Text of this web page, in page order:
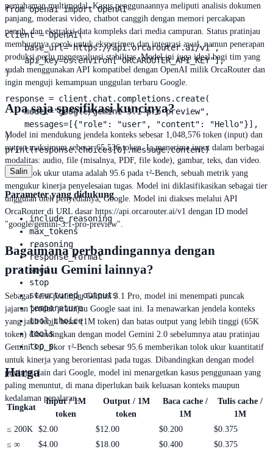
pemahaman multimodal. Kasus penggunaannya meliputi analisis dokumen
panjang, moderasi video, chatbot canggih dengan memori percakapan
penuh, dan ekstraksi data kompleks dari media campuran. Status pratinjau
membuatnya cocok untuk eksperimen dan integrasi awal, namun penerapan
produksi perlu mengevaluasi stabilitas. Model ini juga ideal bagi tim yang
sudah menggunakan API kompatibel dengan OpenAI milik OrcaRouter dan
ingin menguji kemampuan unggulan terbaru Google.
Apa saja spesifikasi kuncinya?
Model ini mendukung jendela konteks sebesar 1,048,576 token (input) dan
output maksimum sebesar 65,536 token. Ia menerima input dalam berbagai
modalitas: audio, file (misalnya, PDF, file kode), gambar, teks, dan video.
Skor tolok ukur utama adalah 95.6 pada τ²-Bench, sebuah metrik yang
mengukur kinerja penyelesaian tugas. Model ini diklasifikasikan sebagai tier
unggulan oleh penyedianya, Google. Model ini diakses melalui API
OrcaRouter di URL dasar https://api.orcarouter.ai/v1 dengan ID model
"google/gemini-3.1-pro-preview".
Bagaimana perbandingannya dengan
pratinjau Gemini lainnya?
Sebagai versi pratinjau Gemini 3.1 Pro, model ini menempati puncak
jajaran produk pratinjau Google saat ini. Ia menawarkan jendela konteks
yang jauh lebih besar (1M token) dan batas output yang lebih tinggi (65K
token) dibandingkan dengan model Gemini 2.0 sebelumnya atau pratinjau
Gemini 3.0. Skor τ²-Bench sebesar 95.6 memberikan tolok ukur kuantitatif
untuk kinerja yang berorientasi pada tugas. Dibandingkan dengan model
pratinjau lain dari Google, model ini menargetkan kasus penggunaan yang
paling menuntut, di mana diperlukan baik keluasan konteks maupun
kedalaman penalaran.
from openai import OpenAI
client = OpenAI(
    base_url="https://api.orcarouter.ai/v1",
    api_key=os.environ["ORCAROUTER_API_KEY"],
)
response = client.chat.completions.create(
    model="google/gemini-3.1-pro-preview",
    messages=[{"role": "user", "content": "Hello"}],
)
print(response.choices[0].message.content)
Salin
Parameter yang didukung
include_reasoning
max_tokens
reasoning
response_format
seed
stop
structured_outputs
temperature
tool_choice
tools
top_p
Harga
Tingkat
Input / 1M
token
Output / 1M
token
Baca cache /
1M
Tulis cache /
1M
≤ 200K $2.00 $12.00 $0.200
$0.375
≤ ∞ $4.00 $18.00 $0.400 $0.375